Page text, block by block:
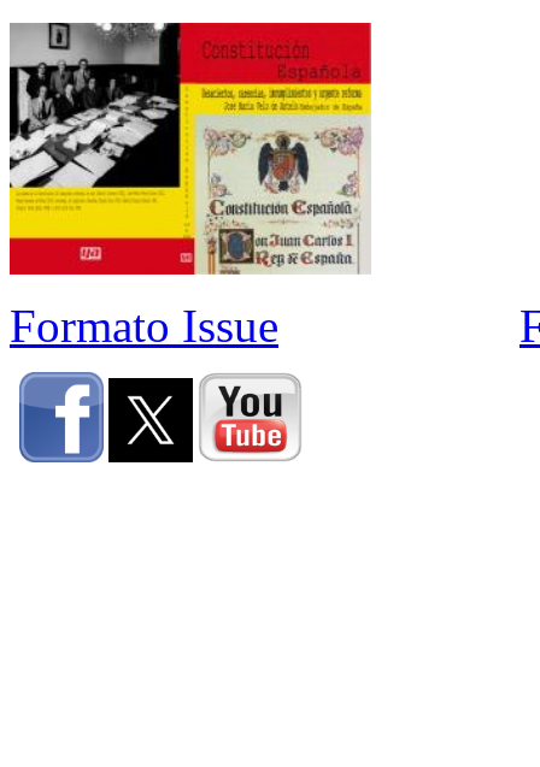
Formato Issue